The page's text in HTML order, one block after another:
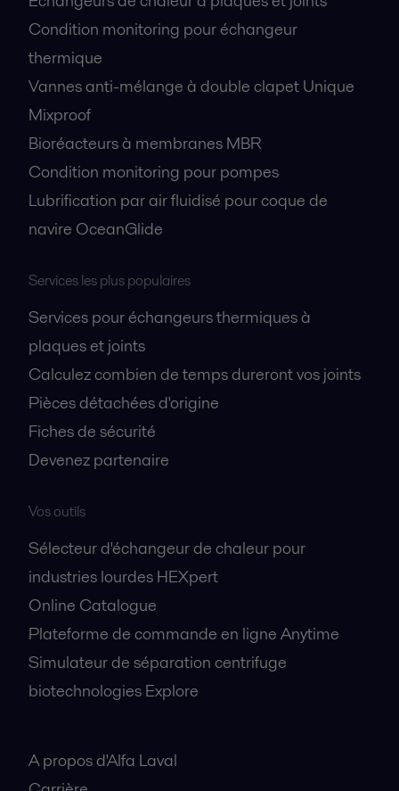
Condition monitoring pour échangeur
thermique
Vannes anti-mélange à double clapet Unique
Mixproof
Bioréacteurs à membranes MBR
Condition monitoring pour pompes
Lubrification par air fluidisé pour coque de
navire OceanGlide
Services les plus populaires
Services pour échangeurs thermiques à
plaques et joints
Calculez combien de temps dureront vos joints
Pièces détachées d'origine
Fiches de sécurité
Devenez partenaire
Vos outils
Sélecteur d'échangeur de chaleur pour
industries lourdes HEXpert
Online Catalogue
Plateforme de commande en ligne Anytime
Simulateur de séparation centrifuge
biotechnologies Explore
A propos d'Alfa Laval